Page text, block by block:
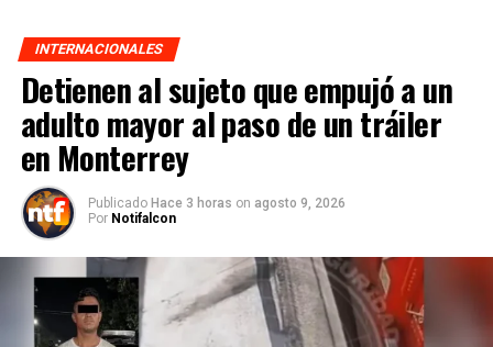
INTERNACIONALES
Detienen al sujeto que empujó a un
adulto mayor al paso de un tráiler
en Monterrey
Publicado Hace 3 horas on agosto 9, 2026
Por Notifalcon